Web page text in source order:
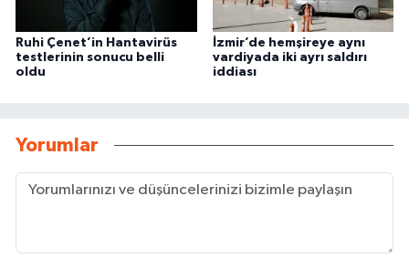
Ruhi Çenet’in Hantavirüs
testlerinin sonucu belli
oldu
İzmir’de hemşireye aynı
vardiyada iki ayrı saldırı
iddiası
Yorumlar